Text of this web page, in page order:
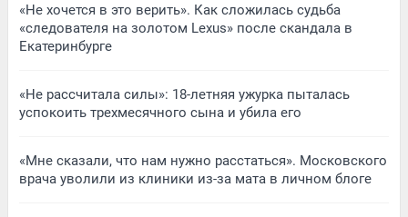
«Не хочется в это верить». Как сложилась судьба
«следователя на золотом Lexus» после скандала в
Екатеринбурге
«Не рассчитала силы»: 18-летняя ужурка пыталась
успокоить трехмесячного сына и убила его
«Мне сказали, что нам нужно расстаться». Московского
врача уволили из клиники из-за мата в личном блоге